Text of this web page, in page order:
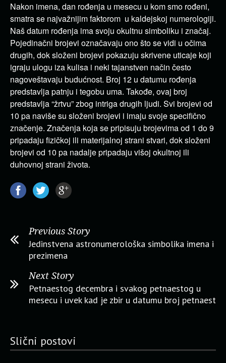
Nakon imena, dan rođenja u mesecu u kom smo rođeni,
smatra se najvažnijim faktorom u kaldejskoj numerologiji.
Naš datum rođenja ima svoju okultnu simboliku i značaj.
Pojedinačni brojevi označavaju ono što se vidi u očima
drugih, dok složeni brojevi pokazuju skrivene uticaje koji
igraju ulogu iza kulisa i neki tajanstven način često
nagoveštavaju budućnost. Broj 12 u datumu rođenja
predstavlja patnju i tegobu uma. Takođe, ovaj broj
predstavlja “žrtvu” zbog intriga drugih ljudi. Svi brojevi od
10 pa naviše su složeni brojevi i imaju svoje specifično
značenje. Značenja koja se pripisuju brojevima od 1 do 9
pripadaju fizičkoj ili materijalnoj strani stvari, dok složeni
brojevi od 10 pa nadalje pripadaju višoj okultnoj ili
duhovnoj strani života.
Previous Story
Jedinstvena astronumerološka simbolika imena i
prezimena
Next Story
Petnaestog decembra i svakog petnaestog u
mesecu i uvek kad je zbir u datumu broj petnaest
Slični postovi